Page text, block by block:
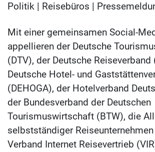
Politik | Reisebüros |
Mit einer gemeinsamen Social-
appellieren der Deutsche
(DTV), der Deutsche Reiseverband
Deutsche Hotel- und
(DEHOGA), der Hotelverband
der Bundesverband der Deutschen
Tourismuswirtschaft (BTW), die
selbstständiger
Verband Internet Reisevertrieb